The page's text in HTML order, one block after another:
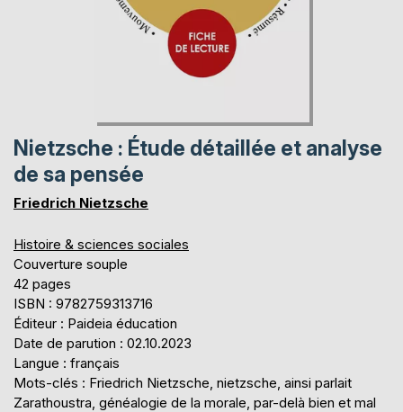
Nietzsche : Étude détaillée et analyse
de sa pensée
Friedrich Nietzsche
Histoire & sciences sociales
Couverture souple
42 pages
ISBN : 9782759313716
Éditeur : Paideia éducation
Date de parution : 02.10.2023
Langue : français
Mots-clés : Friedrich Nietzsche, nietzsche, ainsi parlait
Zarathoustra, généalogie de la morale, par-delà bien et mal